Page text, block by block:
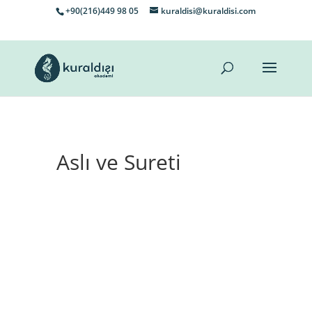
+90(216)449 98 05 kuraldisi@kuraldisi.com
Aslı ve Sureti